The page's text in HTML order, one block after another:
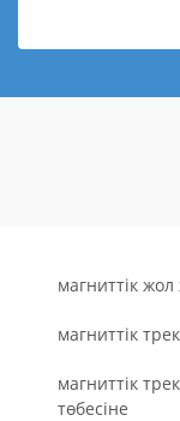
магниттік
магниттік
магниттік
төбесіне